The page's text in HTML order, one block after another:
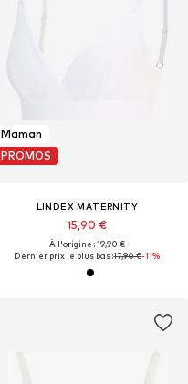
Maman
PROMOS
LINDEX MATERNITY
15,90 €
À l'origine : 19,90 €
Dernier prix le plus bas :17,90 €-11%